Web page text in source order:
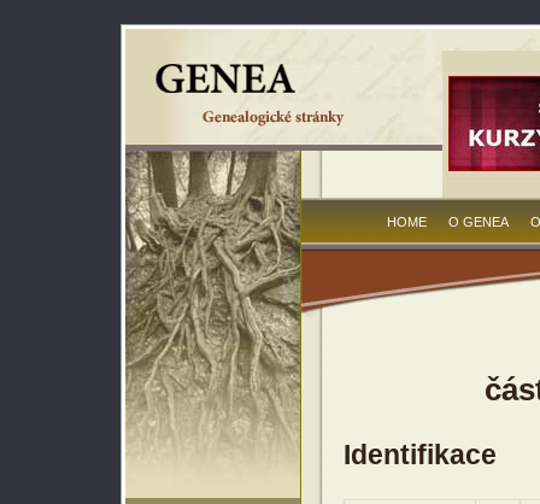
HOME O GENEA
Identifikace